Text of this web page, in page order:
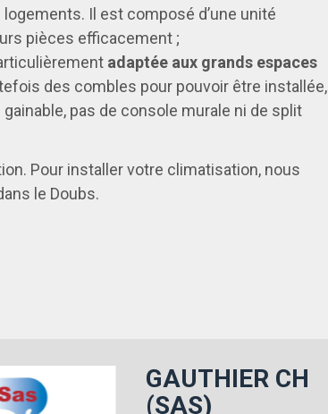
Il est composé d’une unité
pièces efficacement ;
adaptée aux grands espaces
des combles pour pouvoir être installée,
pas de console murale ni de split
Pour installer votre climatisation, nous
le Doubs.
GAUTHIER CH
(SAS)